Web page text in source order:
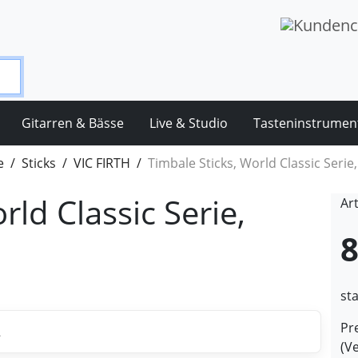
Gitarren & Bässe Live & Studio
Sticks VIC FIRTH Timbale Sticks, World Classic Serie,
Classic Serie,